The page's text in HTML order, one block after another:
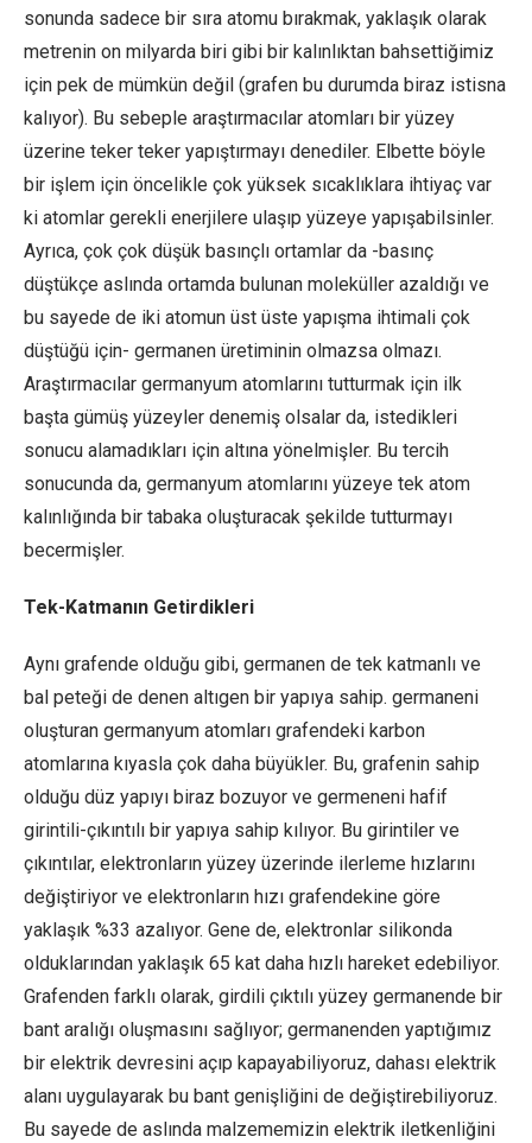
sonunda sadece bir sıra atomu bırakmak, yaklaşık olarak
metrenin on milyarda biri gibi bir kalınlıktan bahsettiğimiz
için pek de mümkün değil (grafen bu durumda biraz istisna
kalıyor). Bu sebeple araştırmacılar atomları bir yüzey
üzerine teker teker yapıştırmayı denediler. Elbette böyle
bir işlem için öncelikle çok yüksek sıcaklıklara ihtiyaç var
ki atomlar gerekli enerjilere ulaşıp yüzeye yapışabilsinler.
Ayrıca, çok çok düşük basınçlı ortamlar da -basınç
düştükçe aslında ortamda bulunan moleküller azaldığı ve
bu sayede de iki atomun üst üste yapışma ihtimali çok
düştüğü için- germanen üretiminin olmazsa olmazı.
Araştırmacılar germanyum atomlarını tutturmak için ilk
başta gümüş yüzeyler denemiş olsalar da, istedikleri
sonucu alamadıkları için altına yönelmişler. Bu tercih
sonucunda da, germanyum atomlarını yüzeye tek atom
kalınlığında bir tabaka oluşturacak şekilde tutturmayı
becermişler.
Tek-Katmanın Getirdikleri
Aynı grafende olduğu gibi, germanen de tek katmanlı ve
bal peteği de denen altıgen bir yapıya sahip. germaneni
oluşturan germanyum atomları grafendeki karbon
atomlarına kıyasla çok daha büyükler. Bu, grafenin sahip
olduğu düz yapıyı biraz bozuyor ve germeneni hafif
girintili-çıkıntılı bir yapıya sahip kılıyor. Bu girintiler ve
çıkıntılar, elektronların yüzey üzerinde ilerleme hızlarını
değiştiriyor ve elektronların hızı grafendekine göre
yaklaşık %33 azalıyor. Gene de, elektronlar silikonda
olduklarından yaklaşık 65 kat daha hızlı hareket edebiliyor.
Grafenden farklı olarak, girdili çıktılı yüzey germanende bir
bant aralığı oluşmasını sağlıyor; germanenden yaptığımız
bir elektrik devresini açıp kapayabiliyoruz, dahası elektrik
alanı uygulayarak bu bant genişliğini de değiştirebiliyoruz.
Bu sayede de aslında malzememizin elektrik iletkenliğini